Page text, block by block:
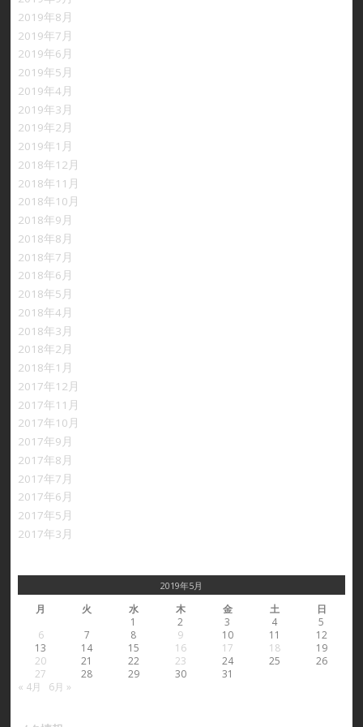
2019年8月
2019年7月
2019年6月
2019年5月
2019年4月
2019年3月
2019年2月
2019年1月
2018年12月
2018年11月
2018年10月
2018年9月
2018年8月
2018年7月
2018年6月
2018年5月
2018年4月
2018年3月
2018年2月
2018年1月
2017年12月
2017年11月
2017年10月
2017年9月
2017年8月
2017年7月
2017年6月
2017年5月
2017年3月
2019年5月
月 火 水 木 金 土
日
1
2 3 4
5
6
7 8 9 10 11
12
13
14 15 16 17 18
19
20
21 22 23 24 25
26
27
28 29 30
31
« 4月
6月 »